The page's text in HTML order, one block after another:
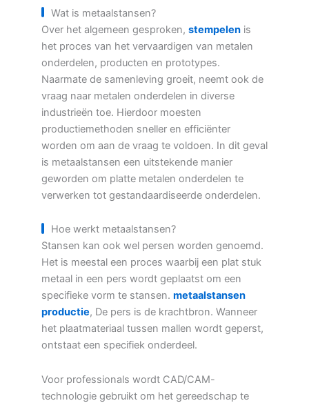
Wat is metaalstansen?
Over het algemeen gesproken, stempelen is
het proces van het vervaardigen van metalen
onderdelen, producten en prototypes.
Naarmate de samenleving groeit, neemt ook de
vraag naar metalen onderdelen in diverse
industrieën toe. Hierdoor moesten
productiemethoden sneller en efficiënter
worden om aan de vraag te voldoen. In dit geval
is metaalstansen een uitstekende manier
geworden om platte metalen onderdelen te
verwerken tot gestandaardiseerde onderdelen.
Hoe werkt metaalstansen?
Stansen kan ook wel persen worden genoemd.
Het is meestal een proces waarbij een plat stuk
metaal in een pers wordt geplaatst om een
specifieke vorm te stansen. metaalstansen
productie, De pers is de krachtbron. Wanneer
het plaatmateriaal tussen mallen wordt geperst,
ontstaat een specifiek onderdeel.
Voor professionals wordt CAD/CAM-
technologie gebruikt om het gereedschap te